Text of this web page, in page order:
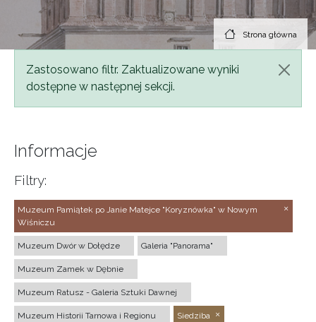
Strona główna
Komunikat
Zastosowano filtr. Zaktualizowane wyniki
dostępne w następnej sekcji.
Informacje
Filtry:
Muzeum Pamiątek po Janie Matejce "Koryznówka" w Nowym
Wiśniczu
Muzeum Dwór w Dołędze Galeria "Panorama"
Muzeum Zamek w Dębnie
Muzeum Ratusz - Galeria Sztuki Dawnej
Muzeum Historii Tarnowa i Regionu Siedziba